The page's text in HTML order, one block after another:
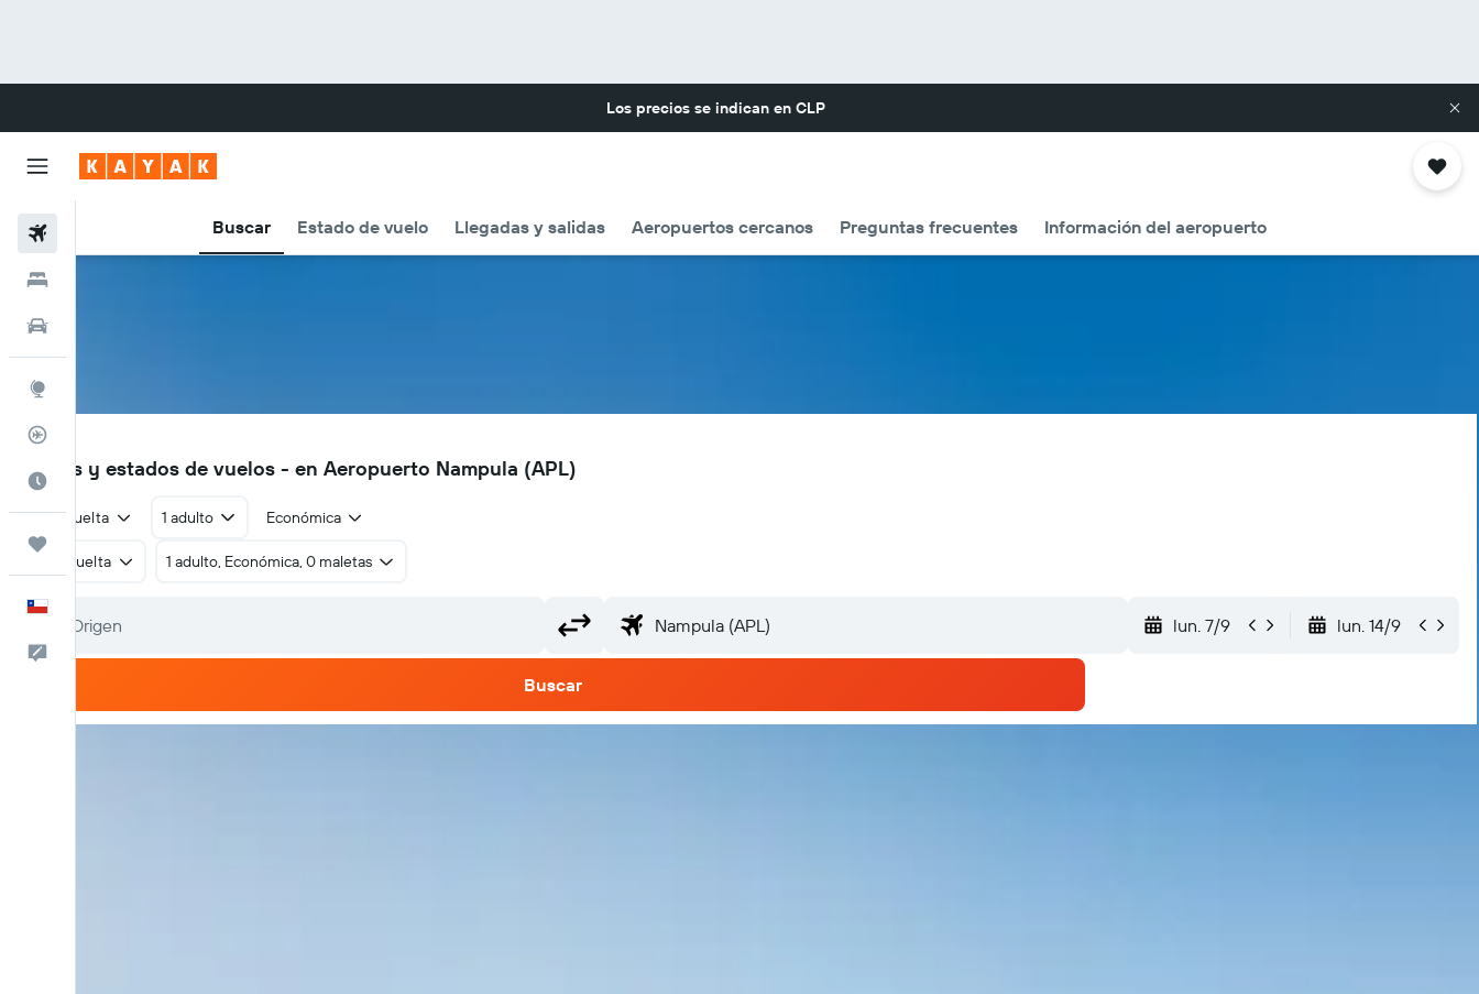
Los precios se indican en CLP
Buscar Estado de vuelo Llegadas y salidas Aeropuertos cercanos Preguntas frecuentes Información del aeropuerto
Cuándo ir
APL
Vuelos y estados de vuelos - en Aeropuerto Nampula (APL)
Ida y vuelta 1 adulto Económica
Ida y vuelta 1 adulto, Económica, 0 maletas
lun. 7/9 lun. 14/9
Buscar